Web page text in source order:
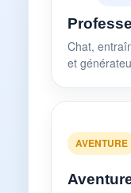
Chat,
et
AVENTURE